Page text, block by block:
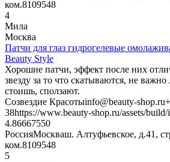
ком.8109548
4
Мила
Москва
Патчи для глаз гидрогелевые
Beauty Style
Хорошие патчи, эффект после них
звезду за то что скатываются, не
стоишь, сползают.
Созвездие Красотыinfo@beauty-shop.ru
38https://www.beauty-shop.ru/assets/
4.86667550
РоссияМоскваш. Алтуфьевское, д.41,
ком.8109548
5